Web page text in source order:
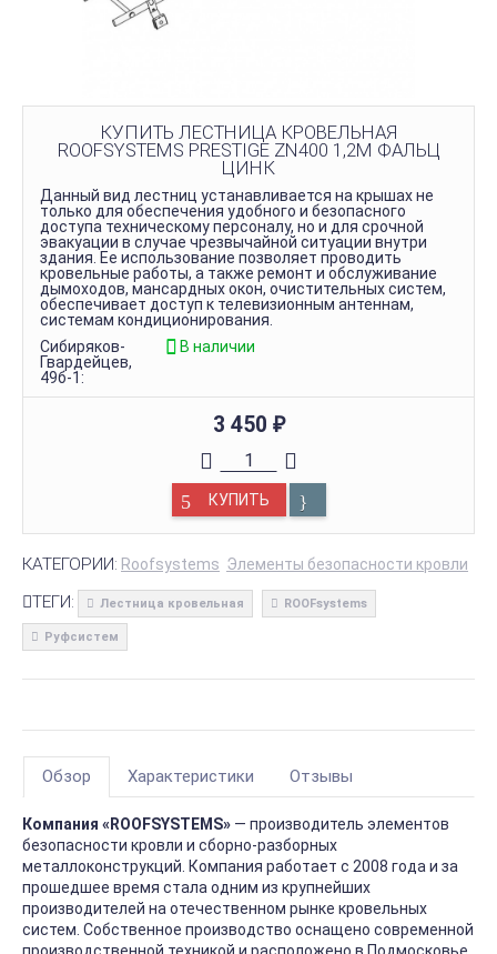
КУПИТЬ ЛЕСТНИЦА КРОВЕЛЬНАЯ
ROOFSYSTEMS PRESTIGE ZN400 1,2М ФАЛЬЦ
ЦИНК
Данный вид лестниц устанавливается на крышах не
только для обеспечения удобного и безопасного
доступа техническому персоналу, но и для срочной
эвакуации в случае чрезвычайной ситуации внутри
здания. Ее использование позволяет проводить
кровельные работы, а также ремонт и обслуживание
дымоходов, мансардных окон, очистительных систем,
обеспечивает доступ к телевизионным антеннам,
системам кондиционирования.
Сибиряков-
Гвардейцев,
49б-1:
В наличии
3 450 ₽
КУПИТЬ
КАТЕГОРИИ: Roofsystems Элементы безопасности кровли
ТЕГИ: Лестница кровельная ROOFsystems
Руфсистем
Обзор Характеристики Отзывы
Компания «ROOFSYSTEMS» — производитель элементов
безопасности кровли и сборно-разборных
металлоконструкций. Компания работает с 2008 года и за
прошедшее время стала одним из крупнейших
производителей на отечественном рынке кровельных
систем. Собственное производство оснащено современной